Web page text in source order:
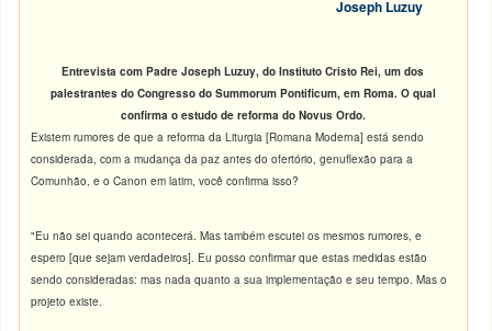
Joseph Luzuy
Entrevista com Padre Joseph Luzuy, do Instituto Cristo Rei, um dos
palestrantes do Congresso do Summorum Pontificum, em Roma. O qual
confirma o estudo de reforma do Novus Ordo.
Existem rumores de que a reforma da Liturgia [Romana Moderna] está sendo
considerada, com a mudança da paz antes do ofertório, genuflexão para a
Comunhão, e o Canon em latim, você confirma isso?
"Eu não sei quando acontecerá. Mas também escutei os mesmos rumores, e
espero [que sejam verdadeiros]. Eu posso confirmar que estas medidas estão
sendo consideradas: mas nada quanto a sua implementação e seu tempo. Mas o
projeto existe.